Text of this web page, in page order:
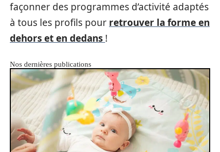
façonner des programmes d’activité adaptés
à tous les profils pour retrouver la forme en
dehors et en dedans !
Nos dernières publications